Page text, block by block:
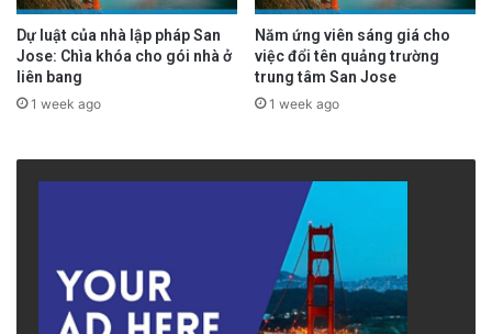
phân bổ, người dân cần sự minh bạch và cơ
chế giám sát chặt chẽ để bảo đảm tiền thuế
được sử dụng đúng mục đích và hiệu quả.
chức năm 2023 đến tháng 4 năm 2026, đã có
hơn 9,623 cuộc gọi cảnh sát (CAD) liên quan
đến người vô gia cư, gây thiệt hại lớn về nhân
lực và chi phí cho Sở Cảnh Sát, làm giảm đi sự
an toàn cho khu 7.
Dự luật của nhà lập pháp San
Jose: Chìa khóa cho gói nhà ở
liên bang
1 week ago
Năm ứng viên sáng giá cho
việc đổi tên quảng trường
trung tâm San Jose
1 week ago